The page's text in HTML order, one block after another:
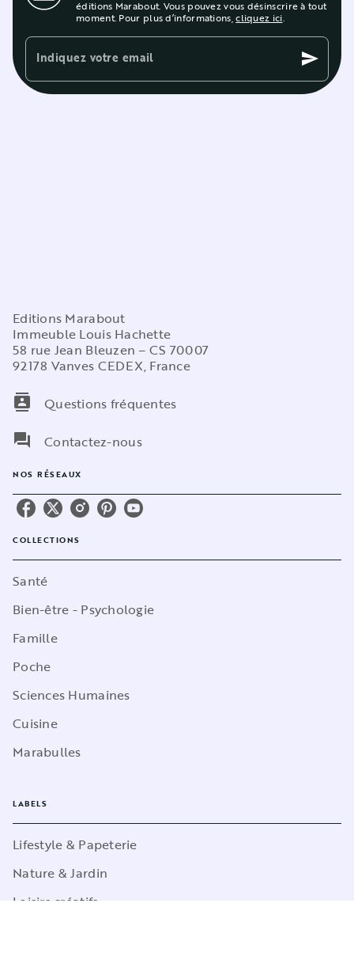
éditions Marabout. Vous pouvez vous désinscrire à tout
moment. Pour plus d’informations,cliquez ici.
Indiquez votre email send
Editions Marabout
Immeuble Louis Hachette
58 rue Jean Bleuzen – CS 70007
92178 Vanves CEDEX, France
contacts
Questions fréquentes
question_answer
Contactez-nous
NOS RÉSEAUX
COLLECTIONS
Santé
Bien-être - Psychologie
Famille
Poche
Sciences Humaines
Cuisine
Marabulles
LABELS
Lifestyle & Papeterie
Nature & Jardin
Loisirs créatifs